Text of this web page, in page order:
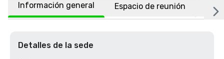
Información general Espacio de reunión
Detalles de la sede